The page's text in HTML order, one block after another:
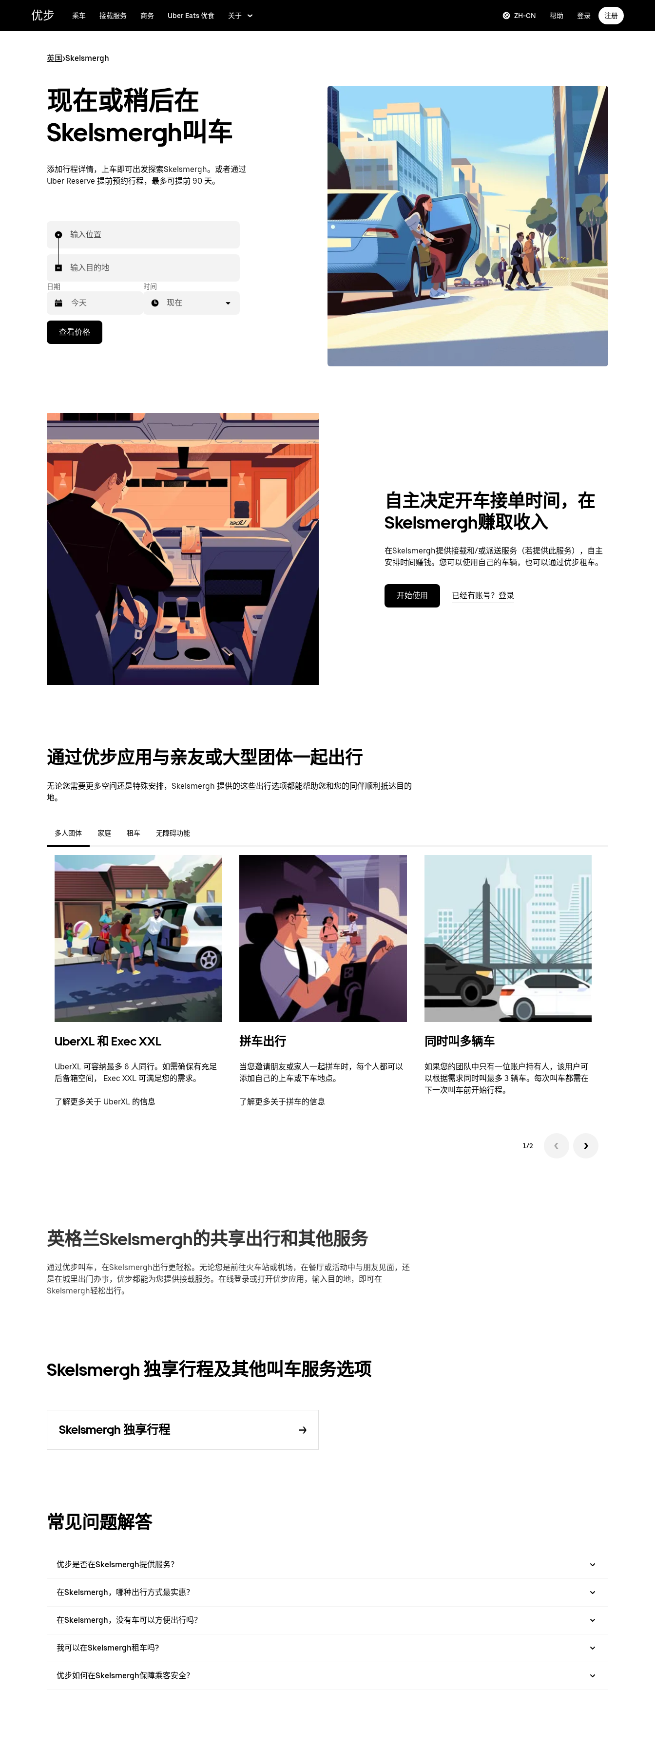
优步 乘车 接载服务 商务 Uber Eats 优食 关于 ZH-CN 帮助 登录 注册
英国>Skelsmergh
现在或稍后在
Skelsmergh叫车
添加行程详情，上车即可出发探索Skelsmergh。或者通过
Uber Reserve 提前预约行程，最多可提前 90 天。
输入位置
输入目的地
日期
向
览
历
日
期。
退
日
历。
时间
现在
查看价格
自主决定开车接单时间，在
Skelsmergh赚取收入
在Skelsmergh提供接载和/或派送服务（若提供此服务），自主
安排时间赚钱。您可以使用自己的车辆，也可以通过优步租车。
开始使用 已经有账号？登录
通过优步应用与亲友或大型团体一起出行
无论您需要更多空间还是特殊安排，Skelsmergh 提供的这些出行选项都能帮助您和您的同伴顺利抵达目的
地。
多人团体 家庭 租车 无障碍功能
UberXL 和 Exec XXL
UberXL 可容纳最多 6 人同行。如需确保有充足
后备箱空间， Exec XXL 可满足您的需求。
了解更多关于 UberXL 的信息
拼车出行
当您邀请朋友或家人一起拼车时，每个人都可以
添加自己的上车或下车地点。
了解更多关于拼车的信息
同时叫多辆车
如果您的团队中只有一位账户持有人，该用户可
以根据需求同时叫最多 3 辆车。每次叫车都需在
下一次叫车前开始行程。
1/2
英格兰Skelsmergh的共享出行和其他服务
通过优步叫车，在Skelsmergh出行更轻松。无论您是前往火车站或机场，在餐厅或活动中与朋友见面，还
是在城里出门办事，优步都能为您提供接载服务。在线登录或打开优步应用，输入目的地，即可在
Skelsmergh轻松出行。
Skelsmergh 独享行程及其他叫车服务选项
Skelsmergh 独享行程
常见问题解答
优步是否在Skelsmergh提供服务？
在Skelsmergh，哪种出行方式最实惠？
在Skelsmergh，没有车可以方便出行吗？
我可以在Skelsmergh租车吗?
优步如何在Skelsmergh保障乘客安全？